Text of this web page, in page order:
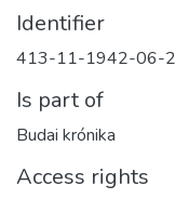
Identifier
413-11-1942-06-
Is part of
Budai krónika
Access rights